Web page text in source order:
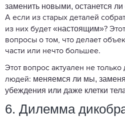
заменить новыми, останется
А если из старых деталей
из них будет «настоящим»?
вопросы о том, что делает
части или нечто большее.
Этот вопрос актуален не
людей: меняемся ли мы,
убеждения или даже клетки
6. Дилемма